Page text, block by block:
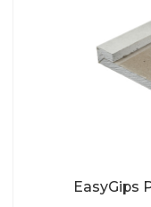
EasyGips